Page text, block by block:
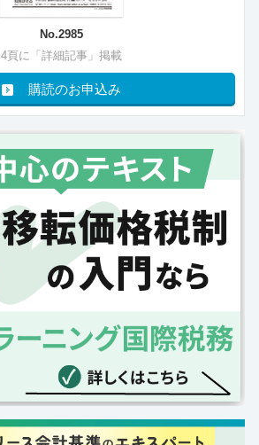
No.2985
4頁に「詳細記事」掲載
購読のお申込み